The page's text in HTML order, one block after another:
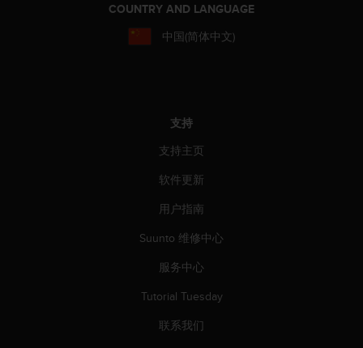
COUNTRY AND LANGUAGE
中国(简体中文)
支持
支持主页
软件更新
用户指南
Suunto 维修中心
服务中心
Tutorial Tuesday
联系我们